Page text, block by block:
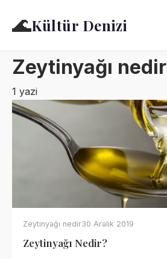
🌊Kültür Denizi
Zeytinyağı nedir
1 yazi
Zeytinyağı nedir30 Aralık 2019
Zeytinyağı Nedir?